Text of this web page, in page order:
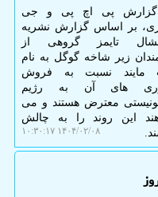
گزارش پی اچ پی و جی
بر اساس گزارش نشریه
تایمز گروهی از
زیر شاخه گوگل به نام
مایند نسبت به فروش
های آن به رژیم
معترض هستند و می
این روند را به چالش
۱۴۰۴/۰۲/۰۸ ۱۰:۳۰:۱۷